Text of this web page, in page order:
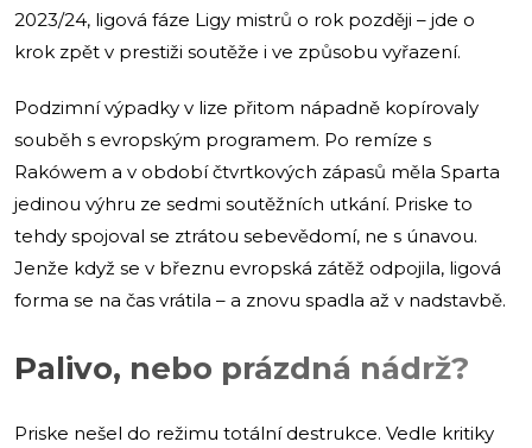
2023/24, ligová fáze Ligy mistrů o rok později – jde o
krok zpět v prestiži soutěže i ve způsobu vyřazení.
Podzimní výpadky v lize přitom nápadně kopírovaly
souběh s evropským programem. Po remíze s
Rakówem a v období čtvrtkových zápasů měla Sparta
jedinou výhru ze sedmi soutěžních utkání. Priske to
tehdy spojoval se ztrátou sebevědomí, ne s únavou.
Jenže když se v březnu evropská zátěž odpojila, ligová
forma se na čas vrátila – a znovu spadla až v nadstavbě.
Palivo, nebo prázdná nádrž?
Priske nešel do režimu totální destrukce. Vedle kritiky